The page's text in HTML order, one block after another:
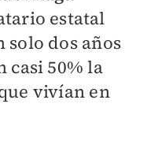
estatal
solo dos años
casi 50% la
vivían en